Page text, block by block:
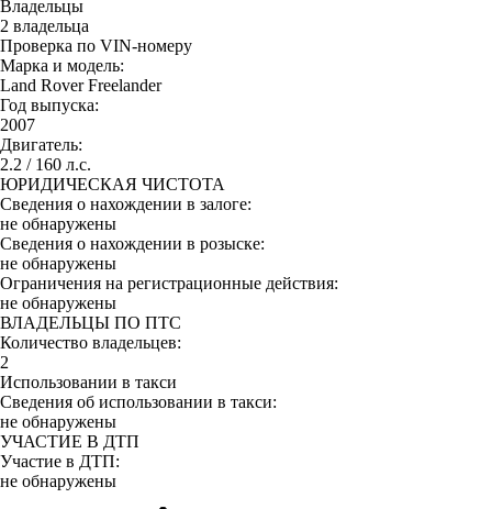
Владельцы
2 владельца
Проверка по VIN-номеру
Марка и модель:
Land Rover Freelander
Год выпуска:
2007
Двигатель:
2.2 / 160 л.с.
ЮРИДИЧЕСКАЯ ЧИСТОТА
Сведения о нахождении в залоге:
не обнаружены
Сведения о нахождении в розыске:
не обнаружены
Ограничения на регистрационные действия:
не обнаружены
ВЛАДЕЛЬЦЫ ПО ПТС
Количество владельцев:
2
Использовании в такси
Сведения об использовании в такси:
не обнаружены
УЧАСТИЕ В ДТП
Участие в ДТП:
не обнаружены